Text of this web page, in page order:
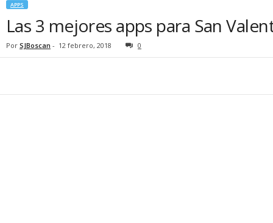
APPS
Las 3 mejores apps para San
Por SJBoscan - 12 febrero, 2018 0